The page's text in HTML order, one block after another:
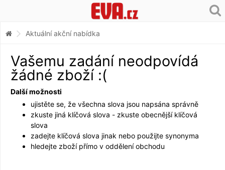
Aktuální akční nabídka
Vašemu zadání neodpovídá
žádné zboží :(
Další možnosti
ujistěte se, že všechna slova jsou napsána správně
zkuste jiná klíčová slova - zkuste obecnější klíčová
slova
zadejte klíčová slova jinak nebo použijte synonyma
hledejte zboží přímo v oddělení obchodu